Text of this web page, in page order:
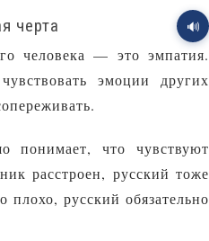
черта 🔊
человека — это эмпатия.
эмоции других
понимает, что чувствуют
расстроен, русский тоже
плохо, русский обязательно